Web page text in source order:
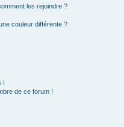
les rejoindre ?
couleur différente ?
!
de ce forum !